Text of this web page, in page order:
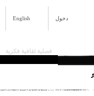
فصلية ثقافية فكرية